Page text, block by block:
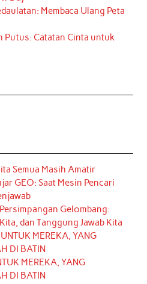
Membaca Ulang Peta
Putus: Catatan Cinta untuk
Semua Masih Amatir
GEO: Saat Mesin Pencari
Gelombang:
dan Tanggung Jawab Kita
UNTUK MEREKA, YANG
DI BATIN
MEREKA, YANG
DI BATIN